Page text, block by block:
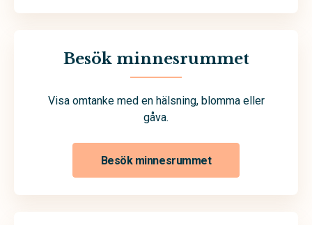
Besök minnesrummet
Visa omtanke med en hälsning, blomma eller
gåva.
Besök minnesrummet